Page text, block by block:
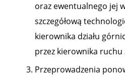
oraz ewentualnego jej
szczegółową
kierownika działu
przez kierownika ruchu
Przeprowadzenia